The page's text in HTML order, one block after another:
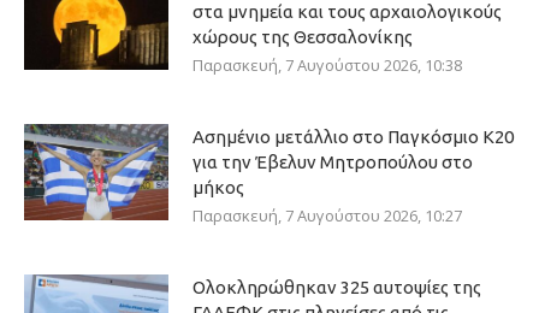
στα μνημεία και τους αρχαιολογικούς
χώρους της Θεσσαλονίκης
Παρασκευή, 7 Αυγούστου 2026, 10:38
Ασημένιο μετάλλιο στο Παγκόσμιο Κ20
για την Έβελυν Μητροπούλου στο
μήκος
Παρασκευή, 7 Αυγούστου 2026, 10:27
Ολοκληρώθηκαν 325 αυτοψίες της